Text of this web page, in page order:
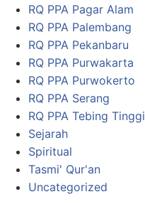
RQ PPA Pagar Alam
RQ PPA Palembang
RQ PPA Pekanbaru
RQ PPA Purwakarta
RQ PPA Purwokerto
RQ PPA Serang
RQ PPA Tebing Tinggi
Sejarah
Spiritual
Tasmi' Qur'an
Uncategorized